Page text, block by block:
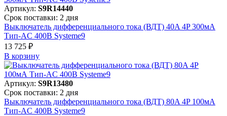
Артикул: S9R14440
Срок поставки: 2 дня
Выключатель дифференциального тока (ВДТ) 40A 4P 300мА
Тип-AC 400В Systeme9
13 725 ₽
В корзинy
Артикул: S9R13480
Срок поставки: 2 дня
Выключатель дифференциального тока (ВДТ) 80A 4P 100мА
Тип-AC 400В Systeme9